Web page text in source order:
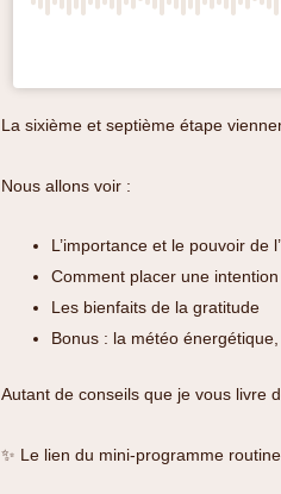
La sixième et septième étape
Nous allons voir :
L’importance et le pouvoir de
Comment placer une intention
Les bienfaits de la gratitude
Bonus : la météo
Autant de conseils que je vous livre
✨ Le lien du mini-programme